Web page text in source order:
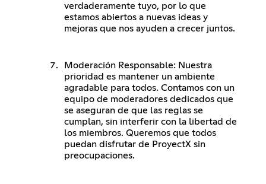
verdaderamente tuyo, por lo que
estamos abiertos a nuevas ideas y
mejoras que nos ayuden a crecer juntos.
Moderación Responsable: Nuestra
prioridad es mantener un ambiente
agradable para todos. Contamos con un
equipo de moderadores dedicados que
se aseguran de que las reglas se
cumplan, sin interferir con la libertad de
los miembros. Queremos que todos
puedan disfrutar de ProyectX sin
preocupaciones.